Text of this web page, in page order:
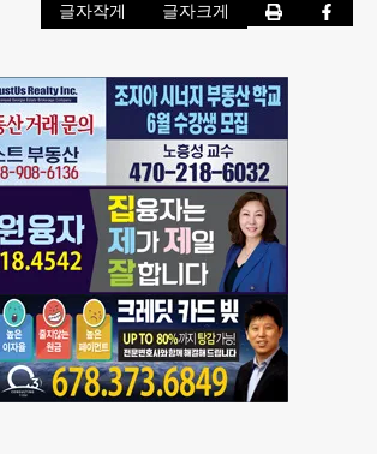
글자작게 글자크게